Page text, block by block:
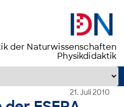
der Naturwissenschaften
Physikdidaktik
21. Juli 2010